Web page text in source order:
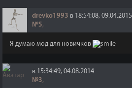
drevko1993 в 18:54:08, 09.04.2015
№5,
Я думаю мод для новичков
в 15:34:49, 04.08.2014
№3,